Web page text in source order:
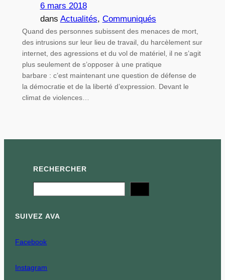
6 mars 2018
dans Actualités, Communiqués
Quand des personnes subissent des menaces de mort,
des intrusions sur leur lieu de travail, du harcèlement sur
internet, des agressions et du vol de matériel, il ne s’agit
plus seulement de s’opposer à une pratique
barbare : c’est maintenant une question de défense de
la démocratie et de la liberté d’expression. Devant le
climat de violences…
RECHERCHER
SUIVEZ AVA
Facebook
Instagram